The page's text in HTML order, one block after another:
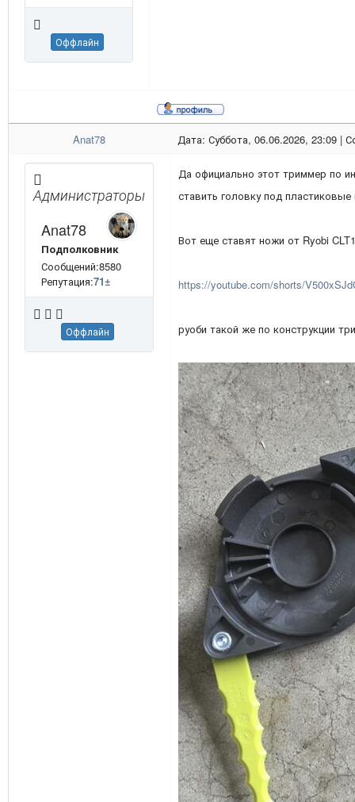
Оффлайн
Anat78 Дата: Суббота, 06.06.2026, 23:09 |
Администраторы
Anat78
Подполковник
Сообщений:8580
Репутация:71±
Оффлайн
Да официально этот триммер по
ставить головку под
Вот еще ставят ножи от Ryobi
https://youtube.com/shorts/
руоби такой же по конструкции